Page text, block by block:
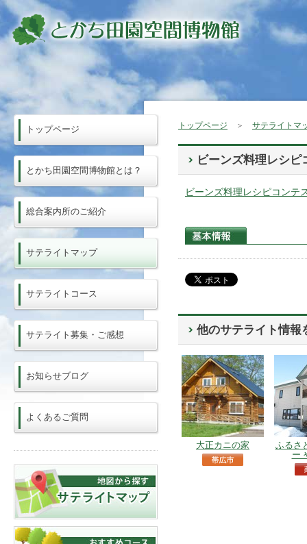
トップページ ＞ サテライトマ
ビーンズ料理レシ
ビーンズ料理レシピコンテ
他のサテライト情報
大正カニの家
ふるさ
ー
トップページ
とかち田園空間博物館とは？
総合案内所のご紹介
サテライトマップ
サテライトコース
サテライト募集・ご感想
お知らせブログ
よくあるご質問